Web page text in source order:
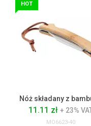
HOT
Nóż składany z
11.11 zł + 23%
MO6623-40